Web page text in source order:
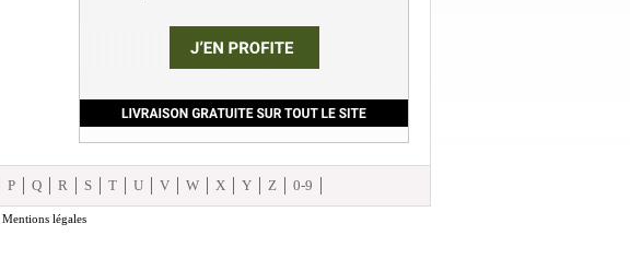
P Q R S T U V W X Y Z 0-9
Mentions légales